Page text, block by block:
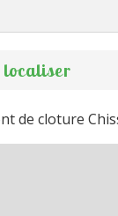
localiser
de cloture